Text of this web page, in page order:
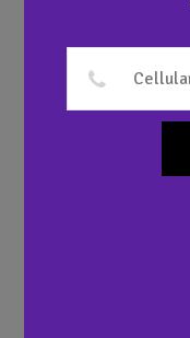
Laser Dent
ledismile tirana
malta